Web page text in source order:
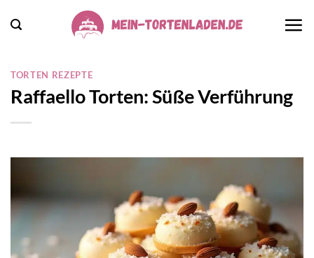
Inhalt
TORTEN REZEPTE
Raffaello Torten: Süße Verführung